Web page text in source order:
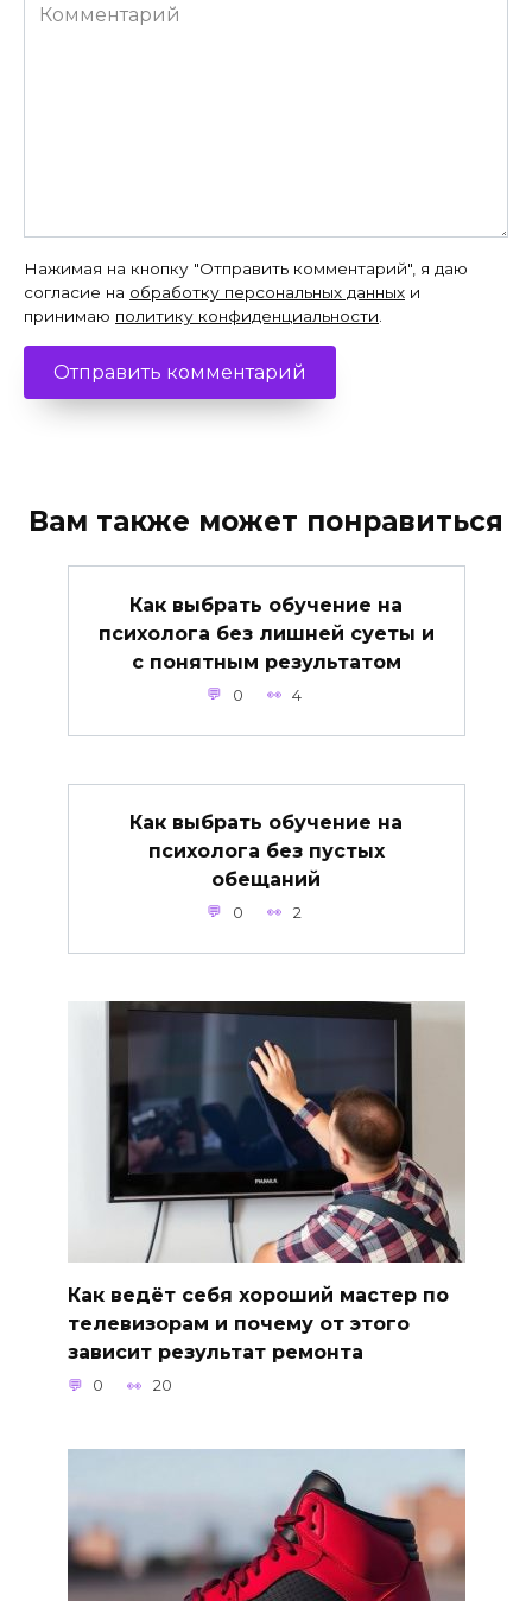
Комментарий
Нажимая на кнопку "Отправить комментарий", я даю
согласие на обработку персональных данных и
принимаю политику конфиденциальности
Вам также может понравиться
Как выбрать обучение на
психолога без лишней суеты и
с понятным результатом
0 4
Как выбрать обучение на
психолога без пустых
обещаний
0 2
Как ведёт себя хороший мастер по
телевизорам и почему от этого
зависит результат ремонта
0 20